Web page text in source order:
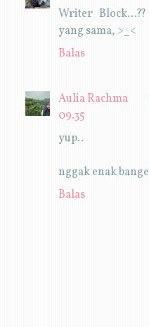
Writer
yang sama, >_<
Balas
Aulia Rachma
09.35
yup..
nggak enak
Balas